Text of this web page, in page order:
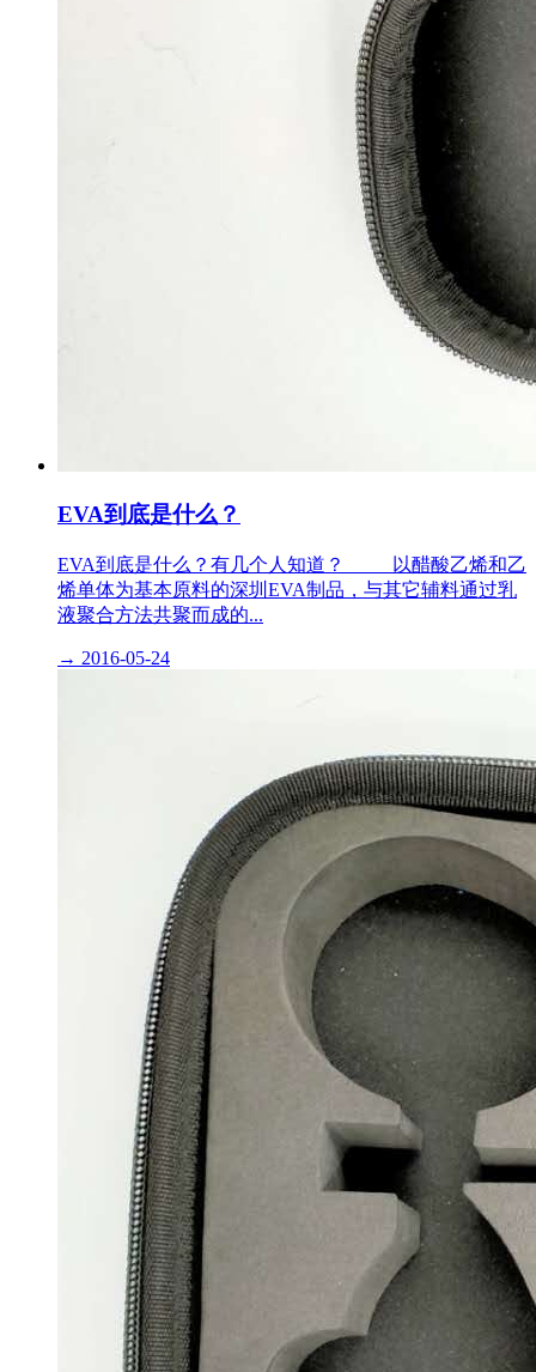
EVA到底是什么？
EVA到底是什么？有几个人知道？ 以醋酸乙烯和乙
烯单体为基本原料的深圳EVA制品，与其它辅料通过乳
液聚合方法共聚而成的...
→ 2016-05-24